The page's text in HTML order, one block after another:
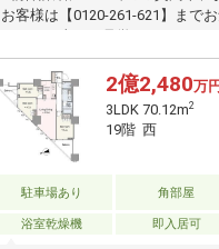
お客様は【0120-261-621】まで
スは、スター・マイカ・ホール
イム上場）のグループ会社です
はお気軽にご連絡くださいませ
261-621 ※メールの場合：【資料
2億2,480万円
3LDK 70.12m2
19階 西
駐車場あり 角部屋
浴室乾燥機
即入居可